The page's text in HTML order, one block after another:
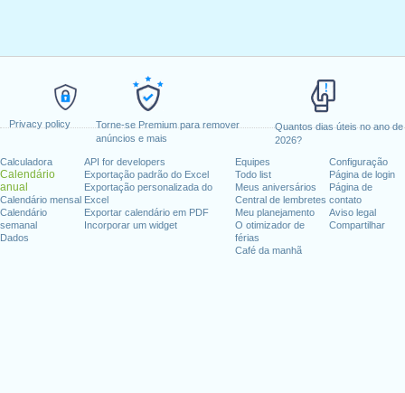
Privacy policy
Torne-se Premium para remover
anúncios e mais
Quantos dias úteis no ano de
2026?
Calculadora
Calendário
anual
Calendário mensal
Calendário
semanal
Dados
API for developers
Exportação padrão do Excel
Exportação personalizada do
Excel
Exportar calendário em PDF
Incorporar um widget
Equipes
Todo list
Meus aniversários
Central de lembretes
Meu planejamento
O otimizador de
férias
Café da manhã
Configuração
Página de login
Página de
contato
Aviso legal
Compartilhar